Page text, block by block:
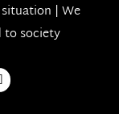
| We
to society